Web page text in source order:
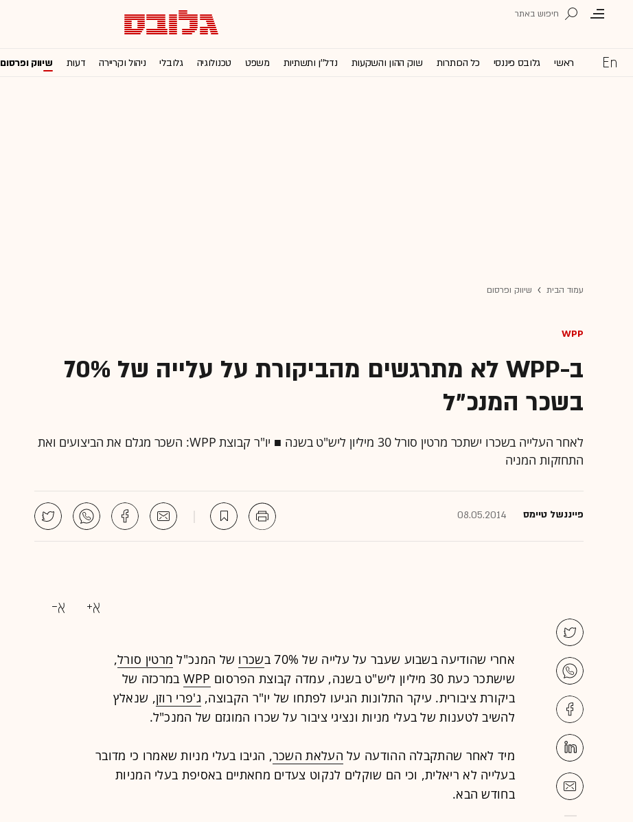
ראשי גלובס פיננסי כל הכותרות שוק ההון והשקעות נדל''ן ותשתיות משפט טכנולוגיה גלובלי ניהול וקריירה דעות שיווק ופרסום
עמוד הבית שיווק ופרסום
WPP
ב-WPP לא מתרגשים מהביקורת על עלייה של 70%
בשכר המנכ"ל
לאחר העלייה בשכרו ישתכר מרטין סורל 30 מיליון ליש"ט בשנה ■ יו"ר קבוצת WPP: השכר מגלם את הביצועים ואת
התחזקות המניה
פייננשל טיימס 08.05.2014
אחרי שהודיעה בשבוע שעבר על עלייה של 70% ב שכרו של המנכ"ל מרטין סורל,
שישתכר כעת 30 מיליון ליש"ט בשנה, עמדה קבוצת הפרסום
WPP במרכזה של
ביקורת ציבורית. עיקר התלונות הגיעו לפתחו של יו"ר הקבוצה, ג'פרי רוזן, שנאלץ
להשיב לטענות של בעלי מניות ונציגי ציבור על שכרו המוגזם של המנכ"ל.
מיד לאחר שהתקבלה ההודעה על העלאת השכר, הגיבו בעלי מניות שאמרו כי מדובר
בעלייה לא ריאלית, וכי הם שוקלים לנקוט צעדים מחאתיים באסיפת בעלי המניות
בחודש הבא.